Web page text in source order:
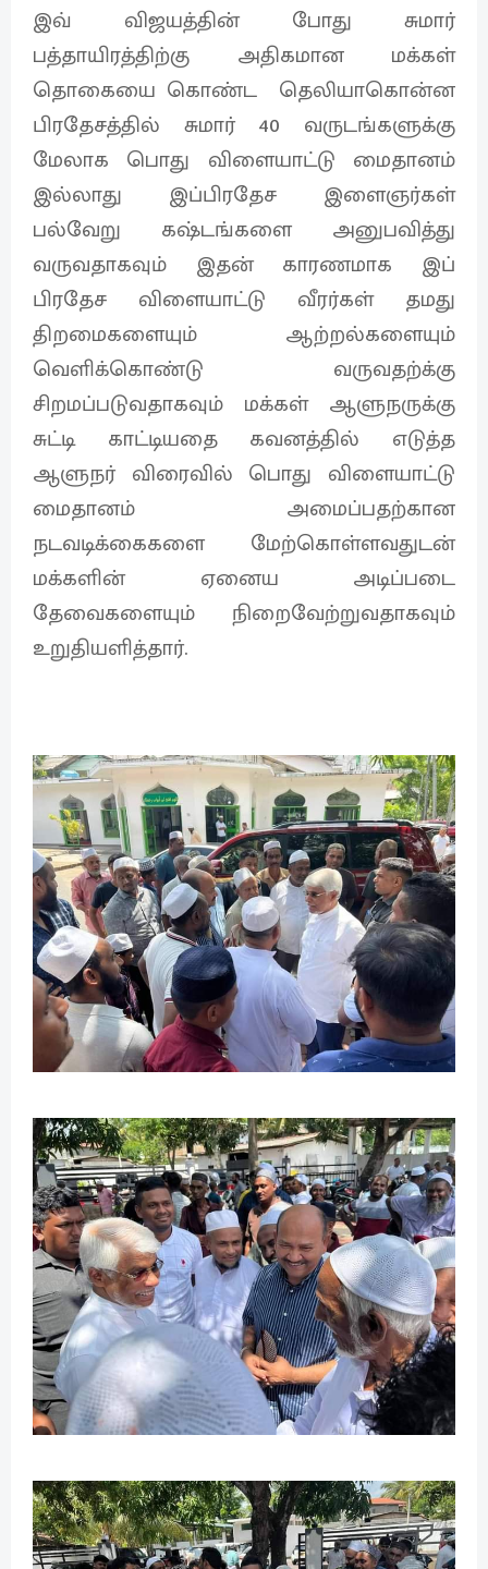
இவ் விஜயத்தின் போது சுமார்
பத்தாயிரத்திற்கு அதிகமான மக்கள்
தொகையை கொண்ட தெலியாகொன்ன
பிரதேசத்தில் சுமார் 40 வருடங்களுக்கு
மேலாக பொது விளையாட்டு மைதானம்
இல்லாது இப்பிரதேச இளைஞர்கள்
பல்வேறு கஷ்டங்களை அனுபவித்து
வருவதாகவும் இதன் காரணமாக இப்
பிரதேச விளையாட்டு வீரர்கள் தமது
திறமைகளையும் ஆற்றல்களையும்
வெளிக்கொண்டு வருவதற்க்கு
சிறமப்படுவதாகவும் மக்கள் ஆளுநருக்கு
சுட்டி காட்டியதை கவனத்தில் எடுத்த
ஆளுநர் விரைவில் பொது விளையாட்டு
மைதானம் அமைப்பதற்கான
நடவடிக்கைகளை மேற்கொள்ளவதுடன்
மக்களின் ஏனைய அடிப்படை
தேவைகளையும் நிறைவேற்றுவதாகவும்
உறுதியளித்தார்.